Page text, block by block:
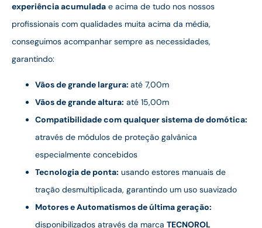
experiência acumulada e acima de tudo nos nossos
profissionais com qualidades muita acima da média,
conseguimos acompanhar sempre as necessidades,
garantindo:
Vãos de grande largura: até 7,00m
Vãos de grande altura: até 15,00m
Compatibilidade com qualquer sistema de domótica:
através de módulos de proteção galvânica
especialmente concebidos
Tecnologia de ponta: usando estores manuais de
tração desmultiplicada, garantindo um uso suavizado
Motores e Automatismos de última geração:
disponibilizados através da marca TECNOROL